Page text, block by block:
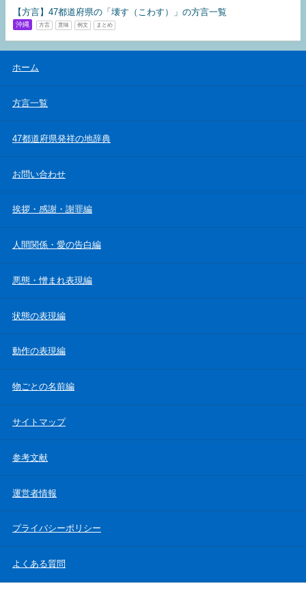
【方言】47都道府県の「壊す（こわす）」の方言一覧
沖縄 方言 意味 例文 まとめ
ホーム
方言一覧
47都道府県発祥の地辞典
お問い合わせ
挨拶・感謝・謝罪編
人間関係・愛の告白編
悪態・憎まれ表現編
状態の表現編
動作の表現編
物ごとの名前編
サイトマップ
参考文献
運営者情報
プライバシーポリシー
よくある質問